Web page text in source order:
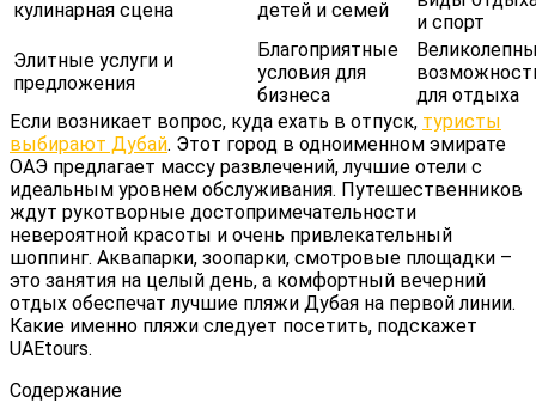
кулинарная сцена
детей и семей
и спорт
Элитные услуги и
предложения
Благоприятные
условия для
бизнеса
для отдыха
Если возникает вопрос, куда ехать в отпуск, туристы
выбирают Дубай. Этот город в одноименном эмирате
ОАЭ предлагает массу развлечений, лучшие отели с
идеальным уровнем обслуживания. Путешественников
ждут рукотворные достопримечательности
невероятной красоты и очень привлекательный
шоппинг. Аквапарки, зоопарки, смотровые площадки –
это занятия на целый день, а комфортный вечерний
отдых обеспечат лучшие пляжи Дубая на первой линии.
Какие именно пляжи следует посетить, подскажет
UAEtours.
Содержание